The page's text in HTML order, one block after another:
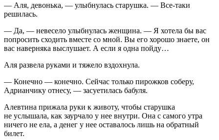
— Аля, девонька, — улыбнулась старушка. — Все-таки
решилась.
— Да, — невесело улыбнулась женщина. — Я хотела бы вас
попросить сходить вместе со мной. Вы его хорошо знаете, он
вас наверняка выслушает. А если я одна пойду…
Аля развела руками и тяжело вздохнула.
— Конечно — конечно. Сейчас только пирожков соберу,
Адрианчику отнесу, — засуетилась бабуля.
Алевтина прижала руки к животу, чтобы старушка
не услышала, как заурчало у нее внутри. Она с самого утра
ничего не ела, а денег у нее оставалось лишь на обратный
билет.